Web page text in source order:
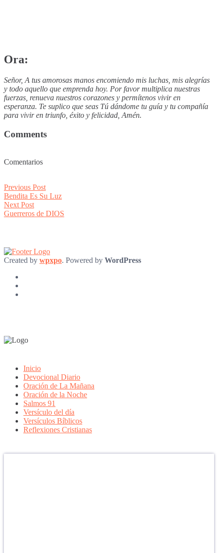
Ora:
Señor, A tus amorosas manos encomiendo mis luchas, mis alegrías
y todo aquello que emprenda hoy. Por favor multiplica nuestras
fuerzas, renueva nuestros corazones y permítenos vivir en
esperanza. Te suplico que seas Tú dándome tu guía y tu compañía
para vivir en triunfo, éxito y felicidad, Amén.
Comments
Comentarios
Post
navigation
Previous PostPrevious
post:
Bendita Es Su Luz
Next PostNext
post:
Guerreros de DIOS
Created by wpxpo. Powered by WordPress
Inicio
Devocional Diario
Oración de La Mañana
Oración de la Noche
Salmos 91
Versículo del día
Versículos Bíblicos
Reflexiones Cristianas